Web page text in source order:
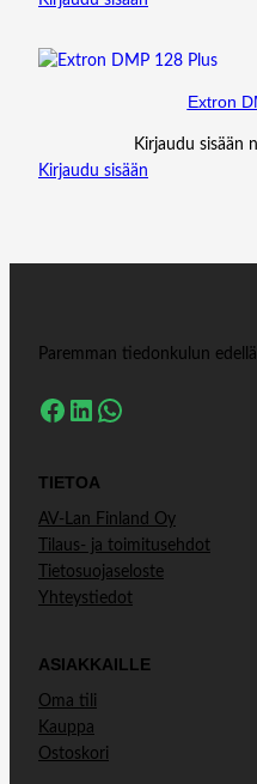
Extron
Kirjaudu sisään
Kirjaudu sisään
Paremman tiedonkulun
Facebook LinkedIn WhatsApp
TIETOA
AV-Lan Finland Oy
Tilaus- ja toimitusehdot
Tietosuojaseloste
Yhteystiedot
ASIAKKAILLE
Oma tili
Kauppa
Ostoskori